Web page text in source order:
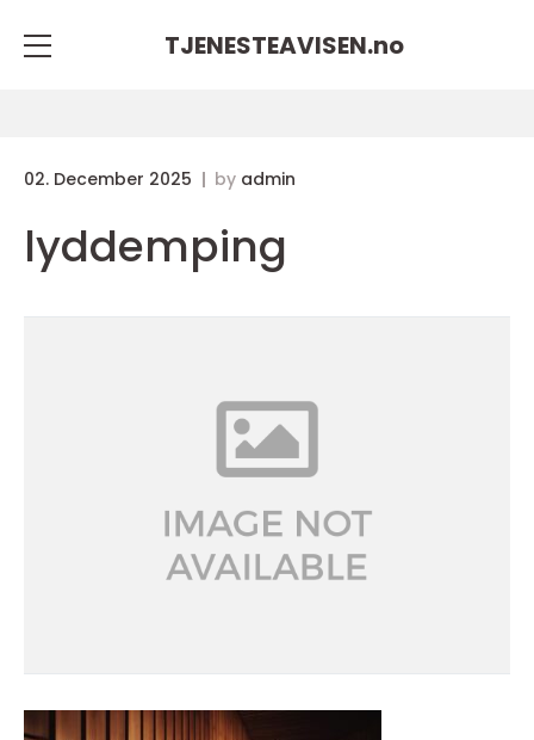
TJENESTEAVISEN.no
02. December 2025 by admin
lyddemping